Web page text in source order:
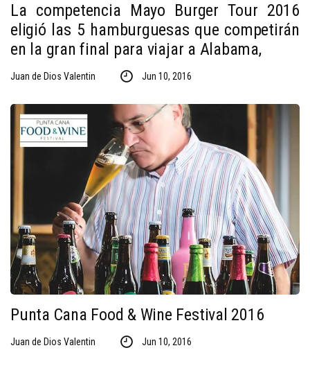
La competencia Mayo Burger Tour 2016
eligió las 5 hamburguesas que competirán
en la gran final para viajar a Alabama,
Juan de Dios Valentin Jun 10, 2016
Punta Cana Food & Wine Festival 2016
Juan de Dios Valentin Jun 10, 2016